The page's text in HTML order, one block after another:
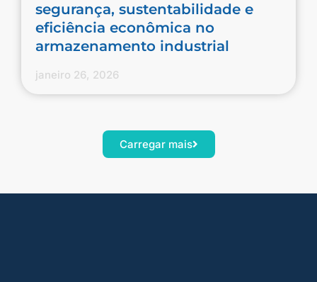
segurança, sustentabilidade e
eficiência econômica no
armazenamento industrial
janeiro 26, 2026
Carregar mais